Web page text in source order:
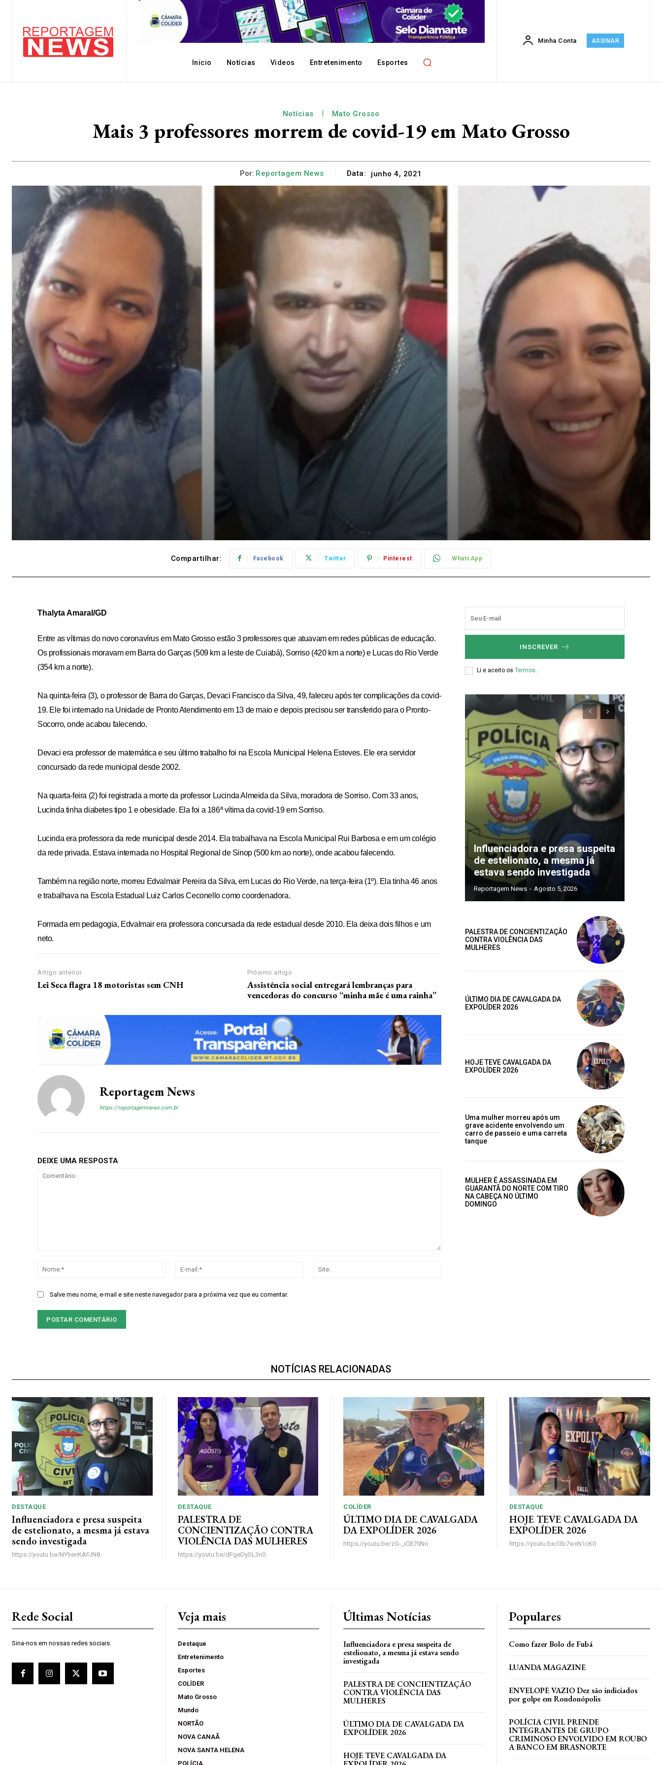
Assine nosso site e tenha acessos exclusivo
Acesso as notícias publicas
Nóticias exclusivas
ESCOLHA O PLANO
Acesso as notícias publicas
Notícias exclusivas
ANUAL
Inicio Notícias Videos Entretenimento Esportes
Minha Conta ASSINAR
Notícias Mato Grosso
Mais 3 professores morrem de covid-19 em Mato Grosso
Por: Reportagem News Data: junho 4, 2021
Compartilhar: Facebook Twitter Pinterest WhatsApp
Thalyta Amaral/GD
Entre as vítimas do novo coronavírus em Mato Grosso estão 3 professores que atuavam em redes públicas de educação.
Os profissionais moravam em Barra do Garças (509 km a leste de Cuiabá), Sorriso (420 km a norte) e Lucas do Rio Verde
(354 km a norte).
Na quinta-feira (3), o professor de Barra do Garças, Devaci Francisco da Silva, 49, faleceu após ter complicações da covid-
19. Ele foi internado na Unidade de Pronto Atendimento em 13 de maio e depois precisou ser transferido para o Pronto-
Socorro, onde acabou falecendo.
Devaci era professor de matemática e seu último trabalho foi na Escola Municipal Helena Esteves. Ele era servidor
concursado da rede municipal desde 2002.
Na quarta-feira (2) foi registrada a morte da professor Lucinda Almeida da Silva, moradora de Sorriso. Com 33 anos,
Lucinda tinha diabetes tipo 1 e obesidade. Ela foi a 186ª vítima da covid-19 em Sorriso.
Lucinda era professora da rede municipal desde 2014. Ela trabalhava na Escola Municipal Rui Barbosa e em um colégio
da rede privada. Estava internada no Hospital Regional de Sinop (500 km ao norte), onde acabou falecendo.
Também na região norte, morreu Edvalmair Pereira da Silva, em Lucas do Rio Verde, na terça-feira (1º). Ela tinha 46 anos
e trabalhava na Escola Estadual Luiz Carlos Ceconello como coordenadora.
Formada em pedagogia, Edvalmair era professora concursada da rede estadual desde 2010. Ela deixa dois filhos e um
neto.
Artigo anterior
Lei Seca flagra 18 motoristas sem CNH
Próximo artigo
Assistência social entregará lembranças para
vencedoras do concurso “minha mãe é uma rainha”
Reportagem News
https://reportagemnews.com.br
DEIXE UMA RESPOSTA
Nome:*
Salve meu nome, e-mail e site neste navegador para a próxima vez que eu comentar.
INSCREVER
Li e aceito os Termos.
Influenciadora e presa suspeita
de estelionato, a mesma já
estava sendo investigada
Reportagem News - Agosto 5, 2026
PALESTRA DE CONCIENTIZAÇÃO
CONTRA VIOLÊNCIA DAS
MULHERES
ÚLTIMO DIA DE CAVALGADA DA
EXPOLÍDER 2026
HOJE TEVE CAVALGADA DA
EXPOLÍDER 2026
Uma mulher morreu após um
grave acidente envolvendo um
carro de passeio e uma carreta
tanque
MULHER É ASSASSINADA EM
GUARANTÃ DO NORTE COM TIRO
NA CABEÇA NO ÚLTIMO
DOMINGO
NOTÍCIAS RELACIONADAS
DESTAQUE
Influenciadora e presa suspeita
de estelionato, a mesma já estava
sendo investigada
https://youtu.be/NYhenKAFJN8
DESTAQUE
PALESTRA DE
CONCIENTIZAÇÃO CONTRA
VIOLÊNCIA DAS MULHERES
https://youtu.be/dFgeDySL3n0
COLÍDER
ÚLTIMO DIA DE CAVALGADA
DA EXPOLÍDER 2026
https://youtu.be/zG-_iCB70No
DESTAQUE
HOJE TEVE CAVALGADA DA
EXPOLÍDER 2026
https://youtu.be/I3b7wxN1cK0
Rede Social
Sina-nos em nossas redes sociais.
Veja mais
Destaque
Entretenimento
Esportes
COLÍDER
Mato Grosso
Mundo
NORTÃO
NOVA CANAÃ
NOVA SANTA HELENA
POLÍCIA
Últimas Notícias
Influenciadora e presa suspeita de
estelionato, a mesma já estava sendo
investigada
PALESTRA DE CONCIENTIZAÇÃO
CONTRA VIOLÊNCIA DAS
MULHERES
ÚLTIMO DIA DE CAVALGADA DA
EXPOLÍDER 2026
HOJE TEVE CAVALGADA DA
Populares
Como fazer Bolo de Fubá
LUANDA MAGAZINE
ENVELOPE VAZIO Dez são indiciados
por golpe em Rondonópolis
POLÍCIA CIVIL PRENDE
INTEGRANTES DE GRUPO
CRIMINOSO ENVOLVIDO EM ROUBO
A BANCO EM BRASNORTE